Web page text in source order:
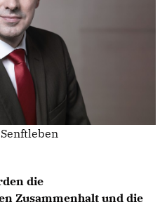
PARLAMENT
ABONNIEREN
BILDER
BRANDENBURG
die
Zusammenhalt und die